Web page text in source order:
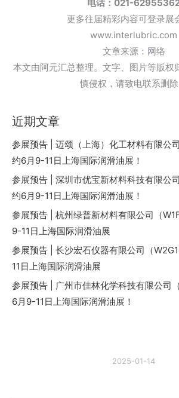
电话：021-
更多往届精彩内容可登录展
www.interlubric.com
文章来源：网络
本文由阿元汇总整理。文字、图片等版权
慎侵权，请致电联系删除
近期文章
参展预告 | 迈颂（上海）化工材料有限公
约6月9-11日上海国际润滑油展！
参展预告 | 深圳市优宝新材料科技有限公
约6月9-11日上海国际润滑油展！
参展预告 | 杭州绿普新材料有限公司（
9-11日上海国际润滑油展
参展预告 | 长沙宏石仪器有限公司（
11日上海国际润滑油展
参展预告 | 广州市佳林化学科技有限公司
6月9-11日上海国际润滑油展！
2025-01-14